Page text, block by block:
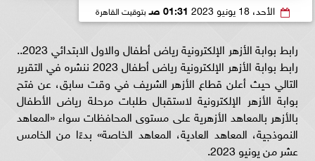
الأحد، 18 يونيو 2023 01:31 صـ بتوقيت القاهرة
رابط بوابة الأزهر الإلكترونية رياض أطفال والاول الابتدائي 2023..
رابط بوابة الأزهر الإلكترونية رياض أطفال 2023 ننشره في التقرير
التالي حيث أعلن قطاع الأزهر الشريف في وقت سابق، عن فتح
بوابة الأزهر الإلكترونية لاستقبال طلبات مرحلة رياض الأطفال
بالأزهر بالمعاهد الأزهرية على مستوى المحافظات سواء «المعاهد
النموذجية، المعاهد العادية، المعاهد الخاصة» بدءًا من الخامس
عشر من يونيو 2023.